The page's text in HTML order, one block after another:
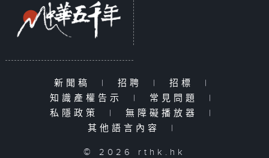
新聞稿 | 招聘 | 招標
|
知識產權告示
| 常見問題
|
私隱政策
| 無障礙播放器
|
其他語言內容
|
© 2026 rthk.hk